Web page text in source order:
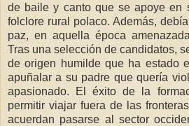
de baile y canto que se apoye en
folclore rural polaco. Además,
paz, en aquella época
Tras una selección de candidatos,
de origen humilde que ha estado
apuñalar a su padre que quería
apasionado. El éxito de la
permitir viajar fuera de las
acuerdan pasarse al sector